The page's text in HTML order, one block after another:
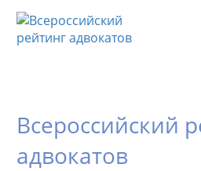
Всероссийский
адвокатов